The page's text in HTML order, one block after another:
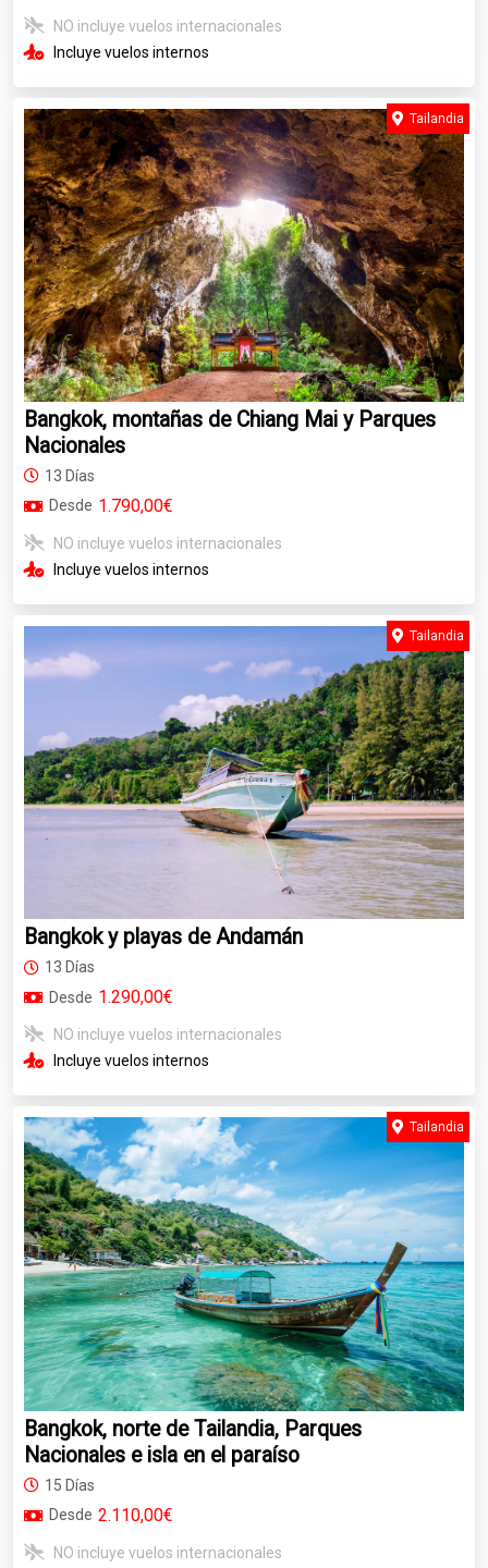
NO incluye vuelos internacionales
Incluye vuelos internos
Bangkok, montañas de Chiang Mai y Parques
Nacionales
13 Días
Desde 1.790,00€
NO incluye vuelos internacionales
Incluye vuelos internos
Tailandia
Bangkok y playas de Andamán
13 Días
Desde 1.290,00€
NO incluye vuelos internacionales
Incluye vuelos internos
Tailandia
Bangkok, norte de Tailandia, Parques
Nacionales e isla en el paraíso
15 Días
Desde 2.110,00€
NO incluye vuelos internacionales
Tailandia